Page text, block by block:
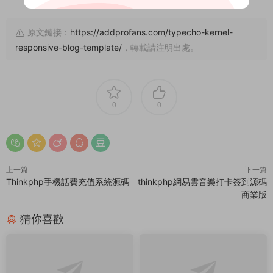
原文鏈接： https://addprofans.com/typecho-kernel-
responsive-blog-template/ ，轉載請注明出處。
0 0
上一篇
Thinkphp手機話費充值系統源碼
下一篇
thinkphp網易雲音樂打卡簽到源碼
商業版
猜你喜歡